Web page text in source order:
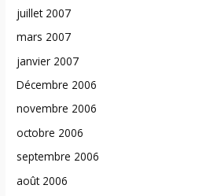
juillet 2007
mars 2007
janvier 2007
Décembre 2006
novembre 2006
octobre 2006
septembre 2006
août 2006